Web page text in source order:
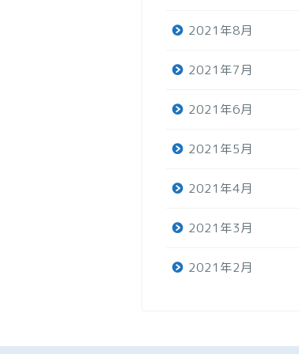
2021年8月
2021年7月
2021年6月
2021年5月
2021年4月
2021年3月
2021年2月